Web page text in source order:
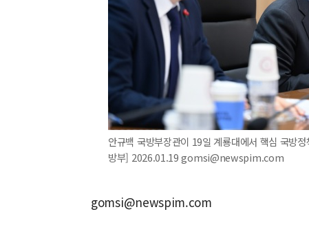
안규백 국방부장관이 19일 계룡대에서 핵심 국방
방부] 2026.01.19 gomsi@newspim.com
gomsi@newspim.com